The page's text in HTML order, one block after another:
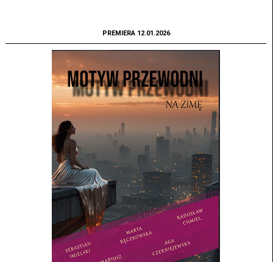
PREMIERA 12.01.2026